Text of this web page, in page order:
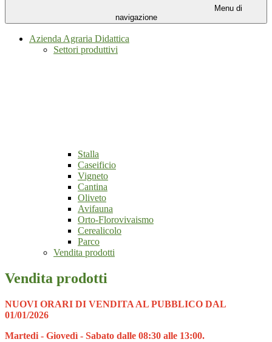
Menu di
navigazione
Azienda Agraria Didattica
Settori produttivi
Stalla
Caseificio
Vigneto
Cantina
Oliveto
Avifauna
Orto-Florovivaismo
Cerealicolo
Parco
Vendita prodotti
Vendita prodotti
NUOVI ORARI DI VENDITA AL PUBBLICO DAL
01/01/2026
Martedi - Giovedì - Sabato dalle 08:30 alle 13:00.